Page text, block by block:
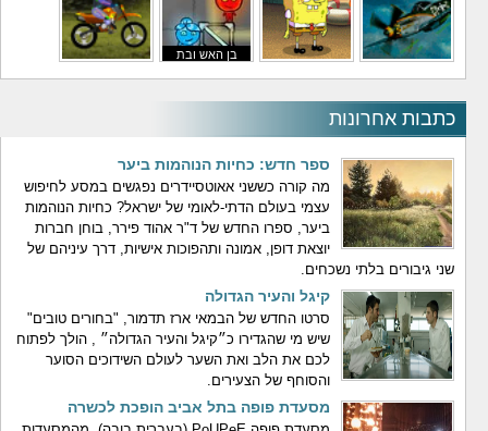
בן האש ובת
כתבות אחרונות
ספר חדש: כחיות הנוהמות ביער
מה קורה כששני אאוטסיידרים נפגשים במסע לחיפוש
עצמי בעולם הדתי-לאומי של ישראל? כחיות הנוהמות
ביער, ספרו החדש של ד"ר אהוד פירר, בוחן חברות
יוצאת דופן, אמונה ותהפוכות אישיות, דרך עיניהם של
שני גיבורים בלתי נשכחים.
קיגל והעיר הגדולה
סרטו החדש של הבמאי ארז תדמור, "בחורים טובים"
שיש מי שהגדירו כ״קיגל והעיר הגדולה״ , הולך לפתוח
לכם את הלב ואת השער לעולם השידוכים הסוער
והסוחף של הצעירים.
מסעדת פופה בתל אביב הופכת לכשרה